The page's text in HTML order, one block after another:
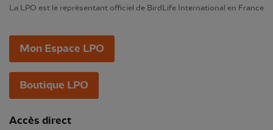
La LPO est le représentant officiel de BirdLife International en France
Mon Espace LPO
Boutique LPO
Accès direct